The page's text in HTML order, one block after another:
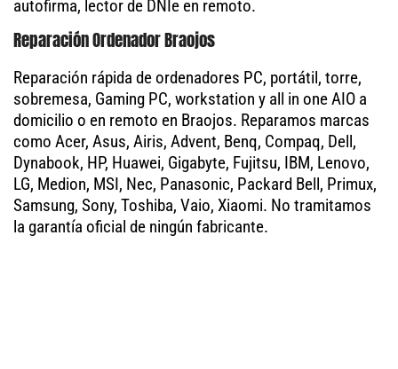
autofirma, lector de DNIe en remoto.
Reparación Ordenador Braojos
Reparación rápida de ordenadores PC, portátil, torre,
sobremesa, Gaming PC, workstation y all in one AIO a
domicilio o en remoto en Braojos. Reparamos marcas
como Acer, Asus, Airis, Advent, Benq, Compaq, Dell,
Dynabook, HP, Huawei, Gigabyte, Fujitsu, IBM, Lenovo,
LG, Medion, MSI, Nec, Panasonic, Packard Bell, Primux,
Samsung, Sony, Toshiba, Vaio, Xiaomi. No tramitamos
la garantía oficial de ningún fabricante.